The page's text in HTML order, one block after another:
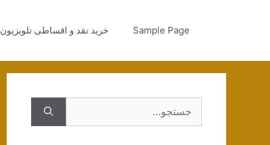
Sample Page خرید نقد و اقساطی تلویزیون